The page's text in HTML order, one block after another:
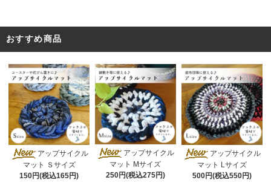
おすすめ商品
アップサイクル
マット Ｓサイズ
150円(税込165円)
アップサイクル
マット Mサイズ
250円(税込275円)
アップサイクル
マット Lサイズ
500円(税込550円)